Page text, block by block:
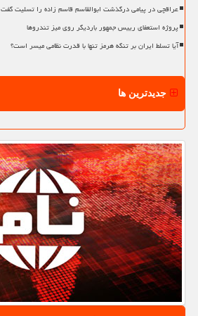
عراقچی در پیامی درگذشت ابوالقاسم قاسم زاده را تسلیت گفت
پروژه استعفای رییس جمهور باردیگر روی میز تندروها
آیا تسلط ایران بر تنگه هرمز تنها با قدرت نظامی میسر است؟
جدیدترین ها